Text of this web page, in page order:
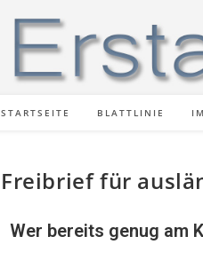
STARTSEITE BLATTLINIE
Freibrief für
Wer bereits genug am